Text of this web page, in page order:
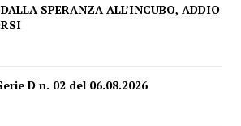
SPERANZA ALL’INCUBO, ADDIO
D n. 02 del 06.08.2026